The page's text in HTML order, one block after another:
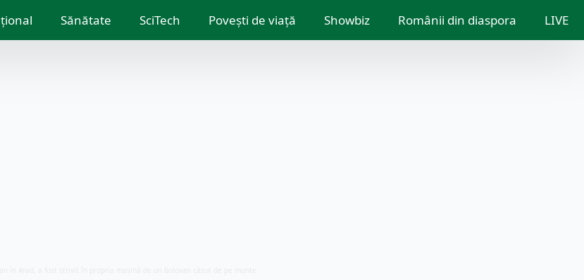
Sănătate SciTech Povești de viață Showbiz Românii din diaspora LIVE